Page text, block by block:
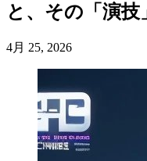
と、その「演
4月 25, 2026